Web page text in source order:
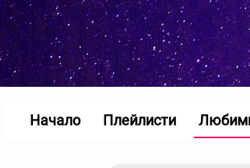
Начало Плейлисти